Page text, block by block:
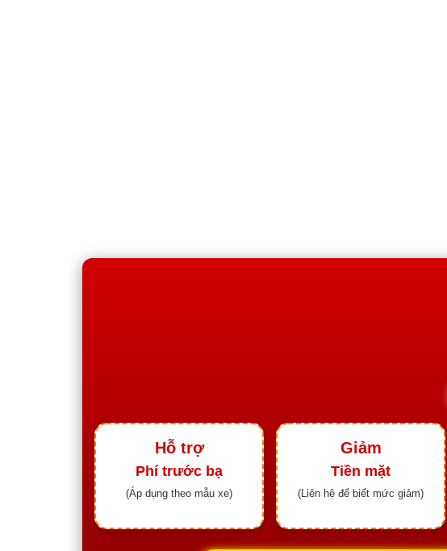
Hỗ trợ
Phí trước bạ
(Áp dụng theo mẫu xe)
Giảm
Tiền mặt
(Liên hệ để biết mức giảm)